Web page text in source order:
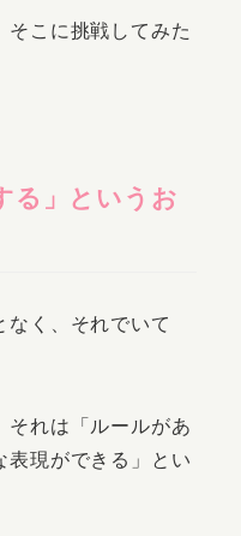
そこに挑戦してみた
る」というお
なく、それでいて
それは「ルールがあ
表現ができる」とい